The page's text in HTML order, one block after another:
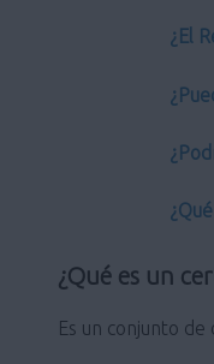
¿El
¿Qué es un
Es un conjunto de